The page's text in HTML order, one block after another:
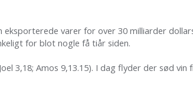
varer for over 30 milliarder
for blot nogle få tiår siden.
3,18; Amos 9,13.15). I dag flyder der sød